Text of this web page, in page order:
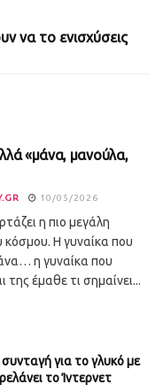
να το ενισχύσεις
«μάνα, μανούλα,
10/05/2026
η πιο μεγάλη
κόσμου. Η γυναίκα που
η γυναίκα που
έμαθε τι σημαίνει...
για το γλυκό με
το Ίντερνετ